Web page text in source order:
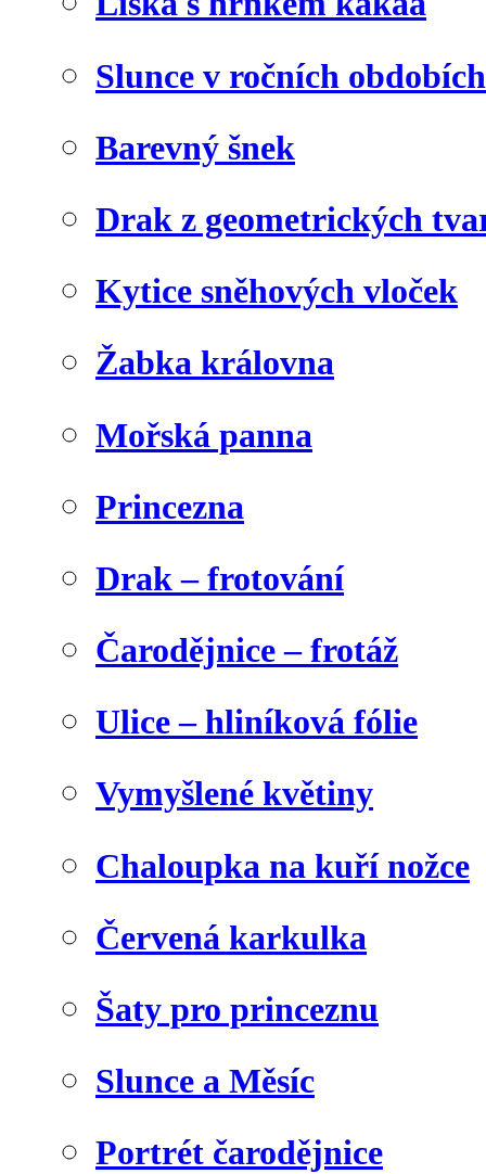
Slunce v ročních obdobích
Barevný šnek
Drak z geometrických
Kytice sněhových vloček
Žabka královna
Mořská panna
Princezna
Drak – frotování
Čarodějnice – frotáž
Ulice – hliníková fólie
Vymyšlené květiny
Chaloupka na kuří nožce
Červená karkulka
Šaty pro princeznu
Slunce a Měsíc
Portrét čarodějnice